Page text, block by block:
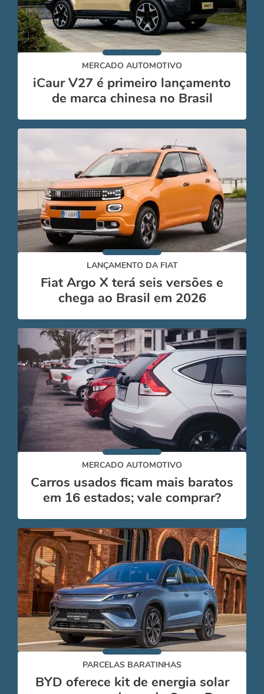
MERCADO AUTOMOTIVO
iCaur V27 é primeiro lançamento
de marca chinesa no Brasil
LANÇAMENTO DA FIAT
Fiat Argo X terá seis versões e
chega ao Brasil em 2026
MERCADO AUTOMOTIVO
Carros usados ficam mais baratos
em 16 estados; vale comprar?
PARCELAS BARATINHAS
BYD oferece kit de energia solar